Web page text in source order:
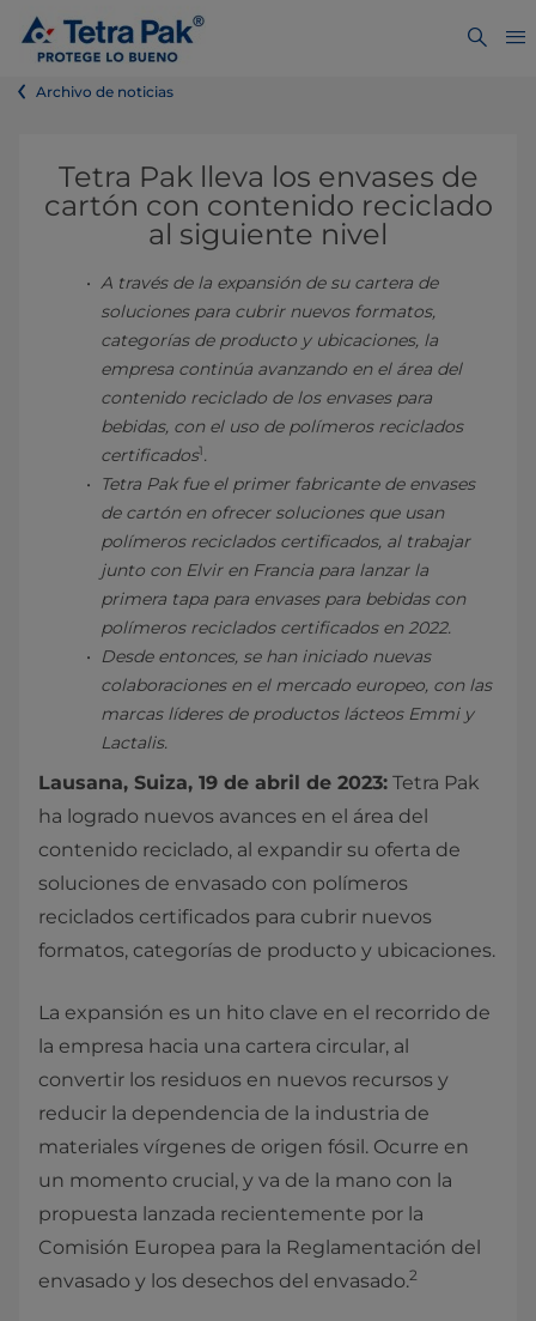
Archivo de noticias
Tetra Pak lleva los envases de
cartón con contenido reciclado
al siguiente nivel
A través de la expansión de su cartera de
soluciones para cubrir nuevos formatos,
categorías de producto y ubicaciones, la
empresa continúa avanzando en el área del
contenido reciclado de los envases para
bebidas, con el uso de polímeros reciclados
certificados1.
Tetra Pak fue el primer fabricante de envases
de cartón en ofrecer soluciones que usan
polímeros reciclados certificados, al trabajar
junto con Elvir en Francia para lanzar la
primera tapa para envases para bebidas con
polímeros reciclados certificados en 2022.
Desde entonces, se han iniciado nuevas
colaboraciones en el mercado europeo, con las
marcas líderes de productos lácteos Emmi y
Lactalis.
Lausana, Suiza, 19 de abril de 2023: Tetra Pak
ha logrado nuevos avances en el área del
contenido reciclado, al expandir su oferta de
soluciones de envasado con polímeros
reciclados certificados para cubrir nuevos
formatos, categorías de producto y ubicaciones.
La expansión es un hito clave en el recorrido de
la empresa hacia una cartera circular, al
convertir los residuos en nuevos recursos y
reducir la dependencia de la industria de
materiales vírgenes de origen fósil. Ocurre en
un momento crucial, y va de la mano con la
propuesta lanzada recientemente por la
Comisión Europea para la Reglamentación del
envasado y los desechos del envasado.2